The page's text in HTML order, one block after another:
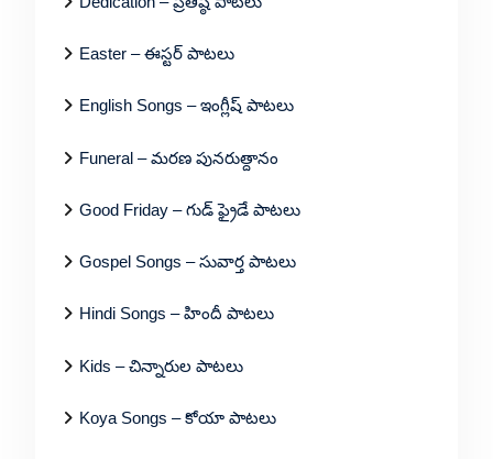
Easter – ఈస్టర్ పాటలు
English Songs – ఇంగ్లీష్ పాటలు
Funeral – మరణ పునరుత్దానం
Good Friday – గుడ్ ఫ్రైడే పాటలు
Gospel Songs – సువార్త పాటలు
Hindi Songs – హిందీ పాటలు
Kids – చిన్నారుల పాటలు
Koya Songs – కోయా పాటలు